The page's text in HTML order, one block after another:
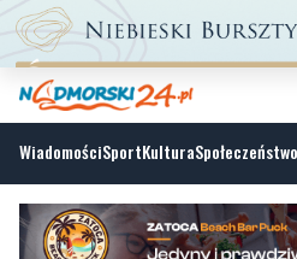
WiadomościSportKulturaSpołeczeństwo